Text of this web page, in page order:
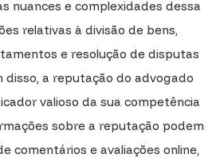
nuances e complexidades dessa
relativas à divisão de bens,
e resolução de disputas
disso, a reputação do advogado
valioso da sua competência
sobre a reputação podem
comentários e avaliações online,